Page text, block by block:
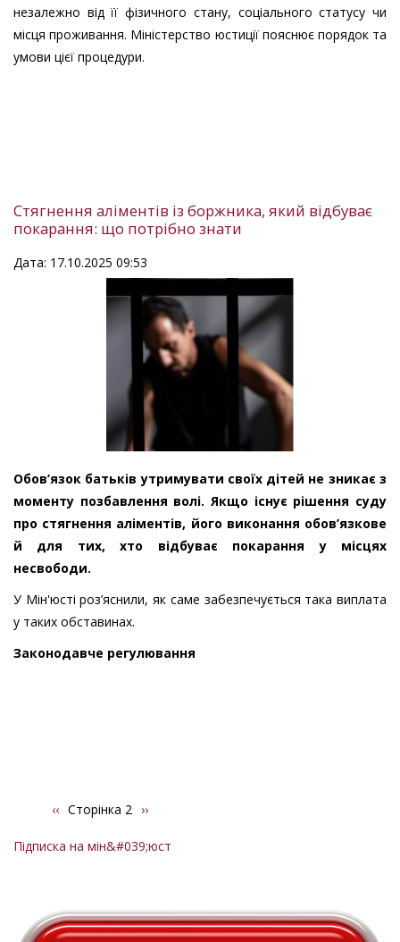
незалежно від її фізичного стану, соціального статусу чи
місця проживання. Міністерство юстиції пояснює порядок та
умови цієї процедури.
Стягнення аліментів із боржника, який відбуває
покарання: що потрібно знати
Дата: 17.10.2025 09:53
Обов’язок батьків утримувати своїх дітей не зникає з
моменту позбавлення волі. Якщо існує рішення суду
про стягнення аліментів, його виконання обов’язкове
й для тих, хто відбуває покарання у місцях
несвободи.
У Мін'юсті роз’яснили, як саме забезпечується така виплата
у таких обставинах.
Законодавче регулювання
Розбивка
сторінки
Попередня
‹‹ Сторінка 2 Наступна
››
Підписка на мін&#039;юст